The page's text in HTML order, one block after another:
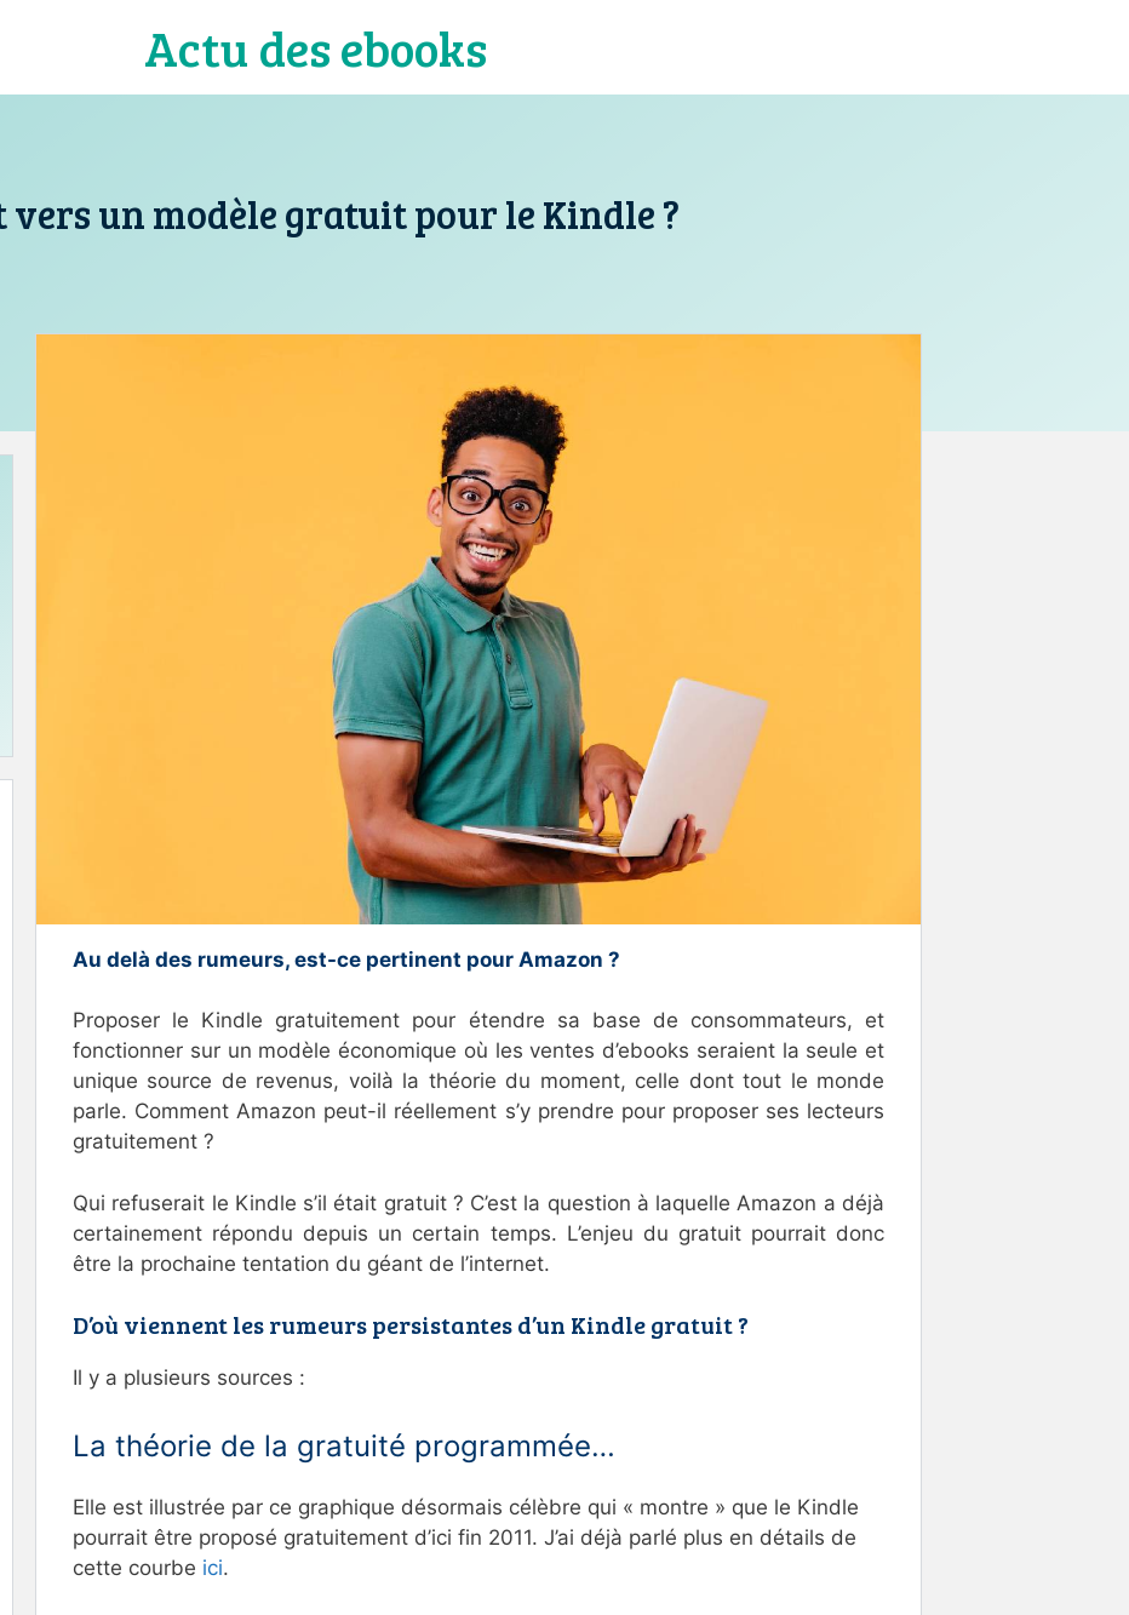
Actu des ebooks
un modèle gratuit pour le Kindle ?
Au delà des rumeurs, est-ce pertinent pour Amazon ?
Proposer le Kindle gratuitement pour étendre sa base de consommateurs, et
fonctionner sur un modèle économique où les ventes d’ebooks seraient la seule et
unique source de revenus, voilà la théorie du moment, celle dont tout le monde
parle. Comment Amazon peut-il réellement s’y prendre pour proposer ses lecteurs
gratuitement ?
Qui refuserait le Kindle s’il était gratuit ? C’est la question à laquelle Amazon a déjà
certainement répondu depuis un certain temps. L’enjeu du gratuit pourrait donc
être la prochaine tentation du géant de l’internet.
D’où viennent les rumeurs persistantes d’un Kindle gratuit ?
Il y a plusieurs sources :
La théorie de la gratuité programmée…
Elle est illustrée par ce graphique désormais célèbre qui « montre » que le Kindle
pourrait être proposé gratuitement d’ici fin 2011. J’ai déjà parlé plus en détails de
cette courbe ici.